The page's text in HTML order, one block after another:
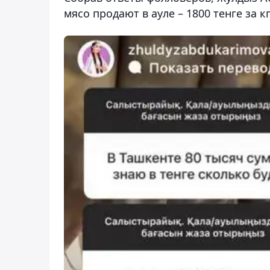
мясо продают в ауле – 1800 тенге за